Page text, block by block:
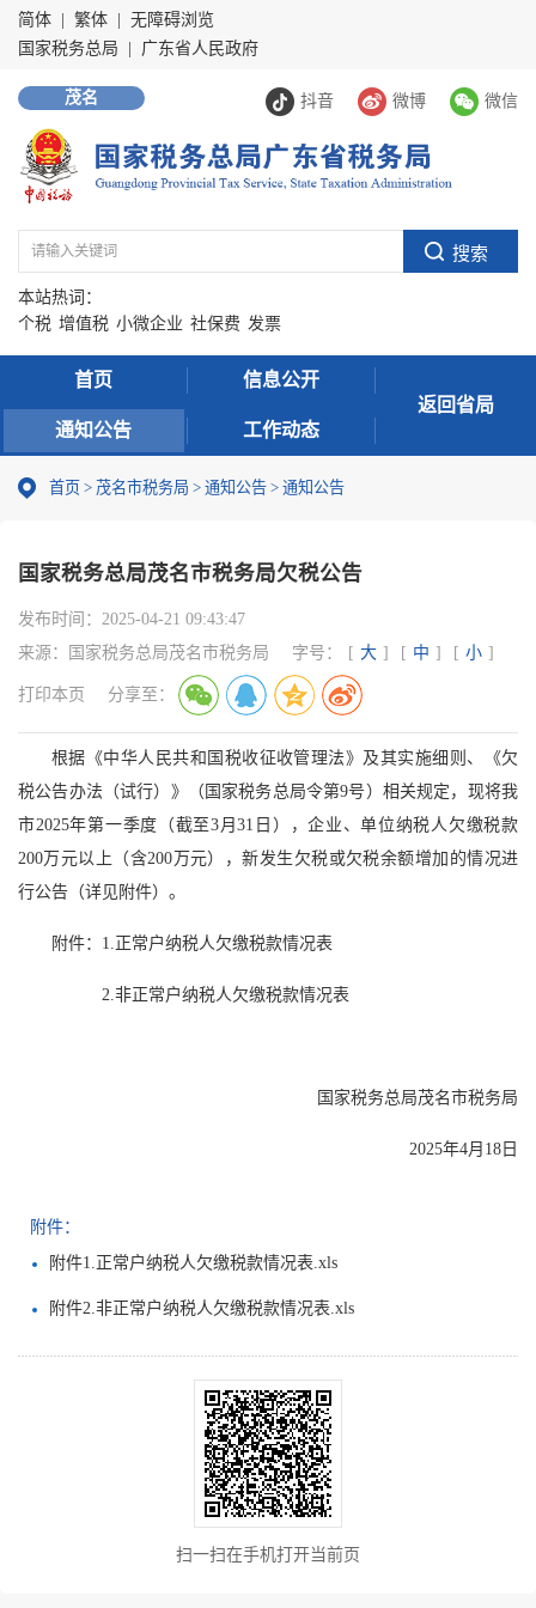
简体 繁体
无障碍浏览
国家税务总局
广东省人民政府
抖音 微博 微信
茂名
本站热词：
个税 增值税 小微企业 社保费 发票
首页 信息公开
通知公告 工作动态
返回省局
首页 > 茂名市税务局 > 通知公告 > 通知公告
国家税务总局茂名市税务局欠税公告
发布时间： 2025-04-21 09:43:47
来源：
国家税务总局茂名市税务局 字号： [ 大 ] [ 中 ] [ 小 ]
打印本页 分享至：
根据《中华人民共和国税收征收管理法》及其实施细则、《欠
税公告办法（试行）》（国家税务总局令第9号）相关规定，现将我
市2025年第一季度（截至3月31日），企业、单位纳税人欠缴税款
200万元以上（含200万元），新发生欠税或欠税余额增加的情况进
行公告（详见附件）。
附件：1.正常户纳税人欠缴税款情况表
2.非正常户纳税人欠缴税款情况表
国家税务总局茂名市税务局
2025年4月18日
附件：
附件1.正常户纳税人欠缴税款情况表.xls
附件2.非正常户纳税人欠缴税款情况表.xls
扫一扫在手机打开当前页